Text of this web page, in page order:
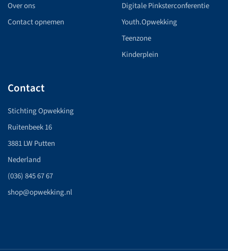
Over ons
Contact opnemen
Digitale Pinksterconferentie
Youth.Opwekking
Teenzone
Kinderplein
Contact
Stichting Opwekking
Ruitenbeek 16
3881 LW Putten
Nederland
(036) 845 67 67
shop@opwekking.nl